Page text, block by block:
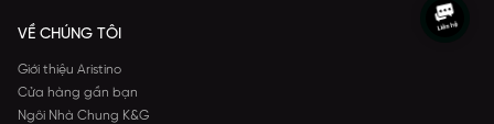
VỀ CHÚNG TÔI
Giới thiệu Aristino
Cửa hàng gần bạn
Ngôi Nhà Chung K&G